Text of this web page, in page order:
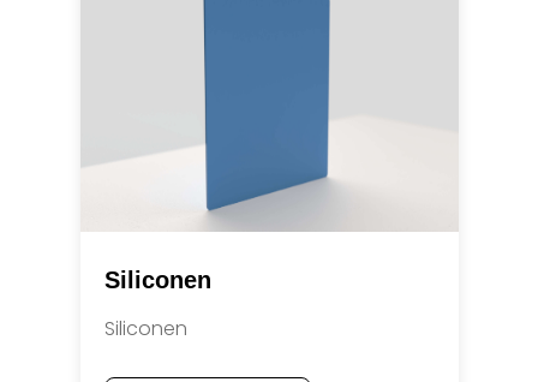
Siliconen
Siliconen